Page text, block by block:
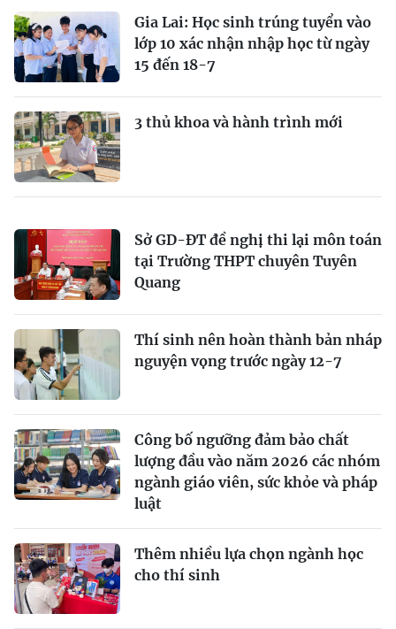
Gia Lai: Học sinh trúng tuyển vào
lớp 10 xác nhận nhập học từ ngày
15 đến 18-7
3 thủ khoa và hành trình mới
Sở GD-ĐT đề nghị thi lại môn toán
tại Trường THPT chuyên Tuyên
Quang
Thí sinh nên hoàn thành bản nháp
nguyện vọng trước ngày 12-7
Công bố ngưỡng đảm bảo chất
lượng đầu vào năm 2026 các nhóm
ngành giáo viên, sức khỏe và pháp
luật
Thêm nhiều lựa chọn ngành học
cho thí sinh